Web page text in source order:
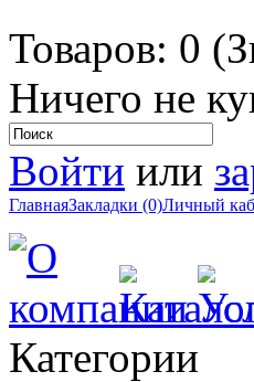
Товаров: 0
Ничего не
Войти или
ГлавнаяЗакладки (0)Личный
Категории